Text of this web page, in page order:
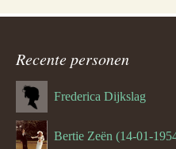
Recente personen
Frederica Dijkslag
Bertie Zeën (14-01-